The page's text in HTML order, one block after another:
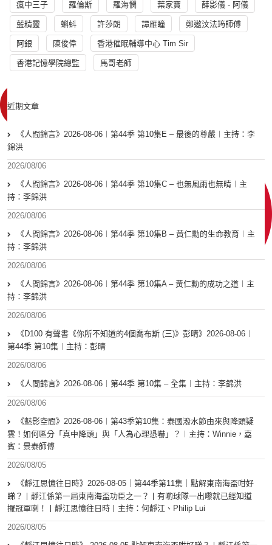
瘋中三子 羅倫斯 羅海憫 葉家寶 薛影儀 - 阿儀
藍精靈 蝌蚪 許莎朗 譚雁瞳 鄭遨汶法筠師傅
阿銀 陳俊偉 香港催眠輔導中心 Tim Sir
香港記憶學院總監 馬哥老師
近期文章
《人間錦言》2026-08-06︱第44季 第10集E – 最後的尊嚴︱主持：李
錦洪
2026/08/06
《人間錦言》2026-08-06︱第44季 第10集C – 也無風雨也無晴︱主
持：李錦洪
2026/08/06
《人間錦言》2026-08-06︱第44季 第10集B – 黃仁勳的生命教育︱主
持：李錦洪
2026/08/06
《人間錦言》2026-08-06︱第44季 第10集A – 黃仁勳的成功之道︱主
持：李錦洪
2026/08/06
《D100 有聲書《你所不知道的4個喬布斯 (三)》彭晴》2026-08-06︱
第44季 第10集︱主持：彭晴
2026/08/06
《人間錦言》2026-08-06︱第44季 第10集 – 全集︱主持：李錦洪
2026/08/06
《魅影空間》2026-08-06︱第43季第10集：泰國潑水節由來與降頭疑
雲！如何區分「真中降頭」與「人為心理恐嚇」？︱主持：Winnie，嘉
賓：景泰師傅
2026/08/05
《靜江思憶往日時》2026-08-05｜第44季第11集｜點解東南海盃咁好
睇？丨靜江係第一屆東南海盃功臣之一？丨有啲球隊一出嚟就已經知道
攞冠軍喇！丨靜江思憶往日時丨主持：何靜江、Philip Lui
2026/08/05